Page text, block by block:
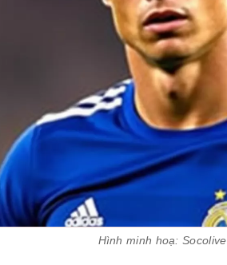
Hình minh hoạ: Socolive